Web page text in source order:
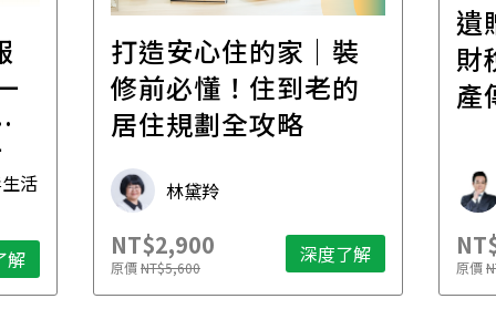
活
解
打造安心住的家｜裝
修前必懂！住到老的
居住規劃全攻略
林黛羚
NT$2,900
原價NT$5,600 深度了解
遺
財
產
原價